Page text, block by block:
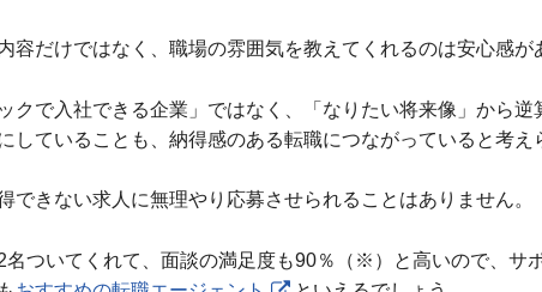
容だけではなく、職場の雰囲気を教えてくれるのは安心感が
クで入社できる企業」ではなく、「なりたい将来像」から逆
していることも、納得感のある転職につながっていると考え
できない求人に無理やり応募させられることはありません。
名ついてくれて、面談の満足度も90％（※）と高いので、サ